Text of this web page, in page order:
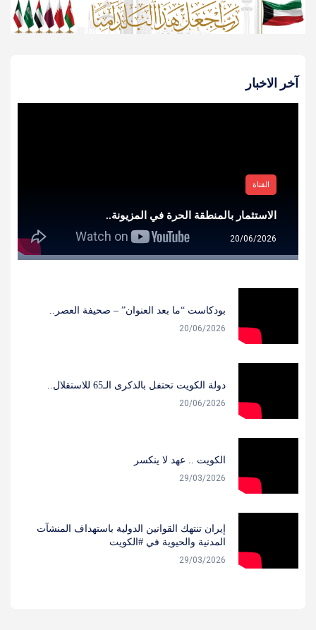
آخر الاخبار
القناة
الاستثمار بالمنطقة الحرة في المزيونة..
20/06/2026
بودكاست “ما بعد العنوان” – صحيفة العصر..
20/06/2026
دولة الكويت تحتفل بالذكرى الـ65 للاستقلال..
20/06/2026
الكويت .. عهد لا ينكسر
29/03/2026
‏إيران تنتهك القوانين الدولية باستهداف المنشآت
المدنية والحيوية في #الكويت
29/03/2026